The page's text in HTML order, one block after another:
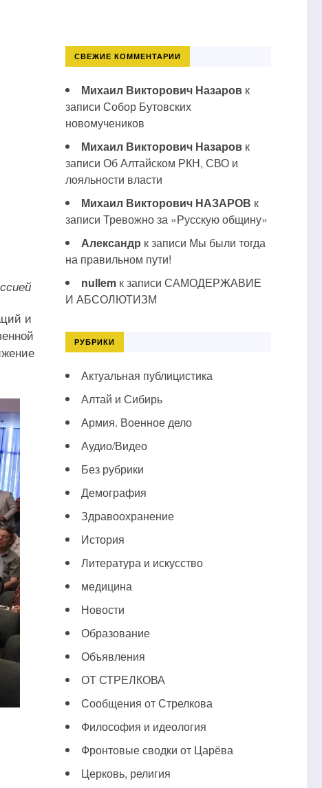
и
СВЕЖИЕ КОММЕНТАРИИ
Михаил Викторович Назаровк
записи Собор Бутовских
новомучеников
Михаил Викторович Назаровк
записи Об Алтайском РКН, СВО и
лояльности власти
Михаил Викторович НАЗАРОВ к
записи Тревожно за «Русскую общину»
Александр к записи Мы были тогда
на правильном пути!
nullemк записи САМОДЕРЖАВИЕ
И АБСОЛЮТИЗМ
РУБРИКИ
Актуальная публицистика
Алтай и Сибирь
Армия. Военное дело
Аудио/Видео
Без рубрики
Демография
Здравоохранение
История
Литература и искусство
медицина
Новости
Образование
Объявления
ОТ СТРЕЛКОВА
Сообщения от Стрелкова
Философия и идеология
Фронтовые сводки от Царёва
Церковь, религия